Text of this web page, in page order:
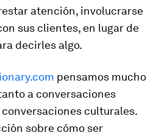
atención, involucrarse
sus clientes, en lugar de
decirles algo.
pensamos mucho
a conversaciones
culturales.
sobre cómo ser